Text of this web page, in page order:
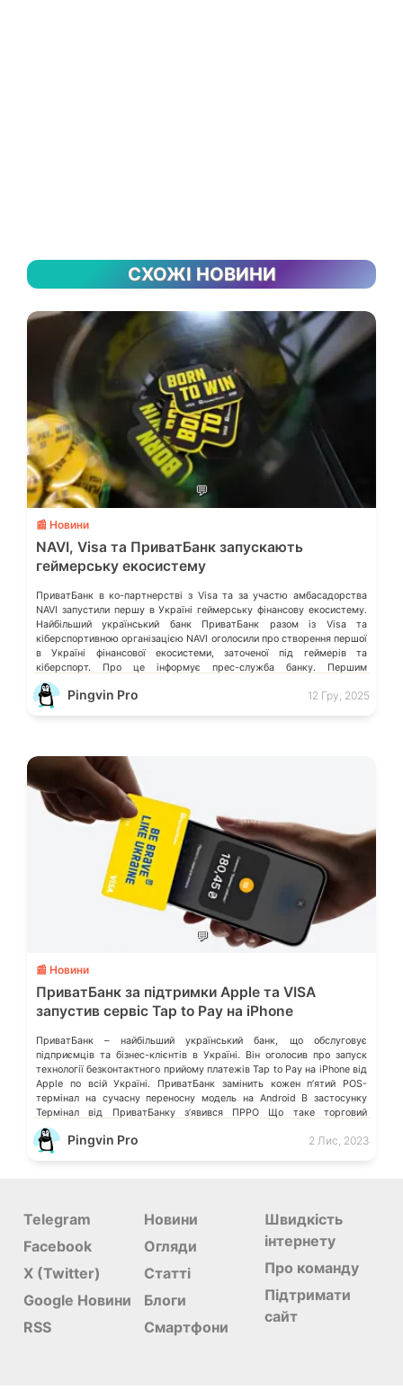
СХОЖІ НОВИНИ
💬
📰 Новини
NAVI, Visa та ПриватБанк запускають
геймерську екосистему
ПриватБанк в ко-партнерстві з Visa та за участю амбасадорства
NAVI запустили першу в Україні геймерську фінансову екосистему.
Найбільший український банк ПриватБанк разом із Visa та
кіберспортивною організацією NAVI оголосили про створення першої
в Україні фінансової екосистеми, заточеної під геймерів та
кіберспорт. Про це інформує прес-служба банку. Першим
елементом майбутньої екосистеми стала колекція діджитал-скінів
ПриватБанк × […]
Pingvin Pro 12 Гру, 2025
💬
📰 Новини
ПриватБанк за підтримки Apple та VISA
запустив сервіс Tap to Pay на iPhone
ПриватБанк – найбільший український банк, що обслуговує
підприємців та бізнес-клієнтів в Україні. Він оголосив про запуск
технології безконтактного прийому платежів Tap to Pay на iPhone від
Apple по всій Україні. ПриватБанк замінить кожен п’ятий POS-
термінал на сучасну переносну модель на Android В застосунку
Термінал від ПриватБанку зʼявився ПРРО Що таке торговий
еквайринг Fondy і які […]
Pingvin Pro 2 Лис, 2023
Telegram
Facebook
X (Twitter)
Google Новини
RSS
Новини
Огляди
Статті
Блоги
Смартфони
Швидкість
інтернету
Про команду
Підтримати
сайт